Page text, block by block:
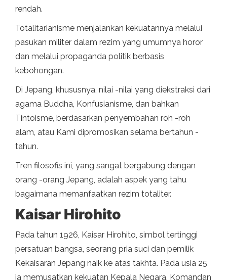
rendah.
Totalitarianisme menjalankan kekuatannya melalui
pasukan militer dalam rezim yang umumnya horor
dan melalui propaganda politik berbasis
kebohongan.
Di Jepang, khususnya, nilai -nilai yang diekstraksi dari
agama Buddha, Konfusianisme, dan bahkan
Tintoisme, berdasarkan penyembahan roh -roh
alam, atau Kami dipromosikan selama bertahun -
tahun.
Tren filosofis ini, yang sangat bergabung dengan
orang -orang Jepang, adalah aspek yang tahu
bagaimana memanfaatkan rezim totaliter.
Kaisar Hirohito
Pada tahun 1926, Kaisar Hirohito, simbol tertinggi
persatuan bangsa, seorang pria suci dan pemilik
Kekaisaran Jepang naik ke atas takhta. Pada usia 25
ia memusatkan kekuatan Kepala Negara, Komandan